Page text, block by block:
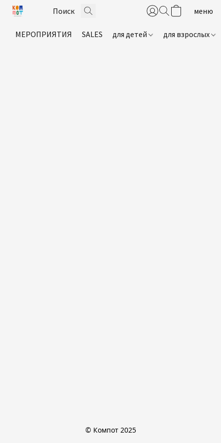
МЕРОПРИЯТИЯ SALES для детей для взрослых
© Компот 2025